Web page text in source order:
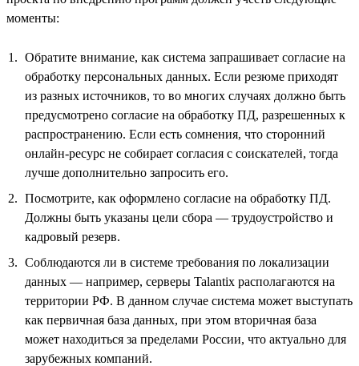
моменты:
Обратите внимание, как система запрашивает согласие на
обработку персональных данных. Если резюме приходят
из разных источников, то во многих случаях должно быть
предусмотрено согласие на обработку ПД, разрешенных к
распространению. Если есть сомнения, что сторонний
онлайн-ресурс не собирает согласия с соискателей, тогда
лучше дополнительно запросить его.
Посмотрите, как оформлено согласие на обработку ПД.
Должны быть указаны цели сбора — трудоустройство и
кадровый резерв.
Соблюдаются ли в системе требования по локализации
данных — например, серверы Talantix располагаются на
территории РФ. В данном случае система может выступать
как первичная база данных, при этом вторичная база
может находиться за пределами России, что актуально для
зарубежных компаний.